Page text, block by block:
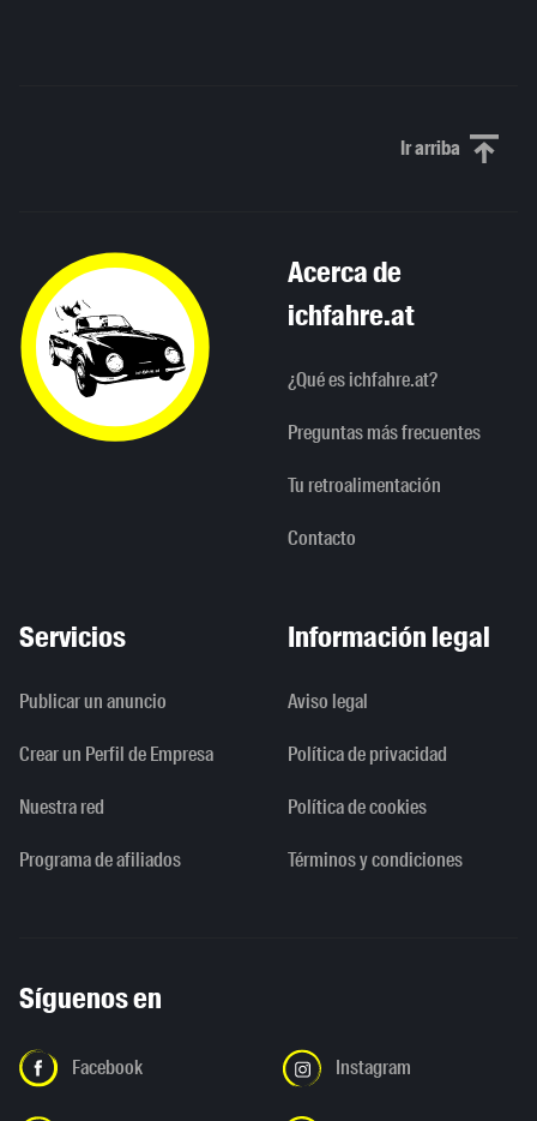
Ir arribaScroll to
Acerca de
ichfahre.at
¿Qué es ichfahre.at?
Preguntas más frecuentes
Tu retroalimentación
Contacto
Servicios
Publicar un anuncio
Crear un Perfil de Empresa
Nuestra red
Programa de afiliados
Información legal
Aviso legal
Política de privacidad
Política de cookies
Términos y condiciones
Síguenos en
Facebook Instagram